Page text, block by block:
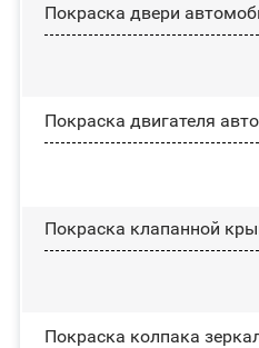
Покраска двери
Покраска двигателя
Покраска клапанной
Покраска колпака